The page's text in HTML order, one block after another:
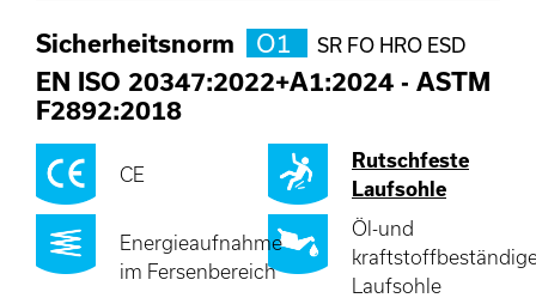
Sicherheitsnorm O1 SR FO HRO ESD
EN ISO 20347:2022+A1:2024 - ASTM
F2892:2018
CE
Rutschfeste
Laufsohle
Energieaufnahme
im Fersenbereich
Öl-und
Laufsohle